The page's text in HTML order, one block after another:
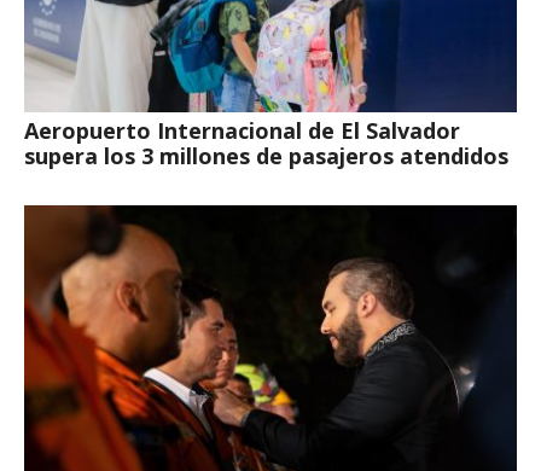
Aeropuerto Internacional de El Salvador
supera los 3 millones de pasajeros atendidos